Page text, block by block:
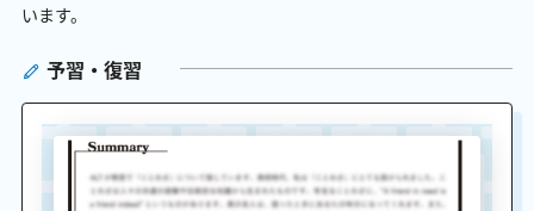
います。
予習・復習